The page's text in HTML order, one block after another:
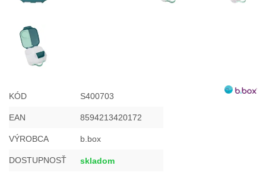
KÓD S400703
EAN 8594213420172
VÝROBCA b.box
DOSTUPNOSŤ skladom